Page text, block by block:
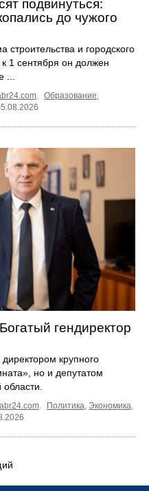
подвинуться:
до чужого
строительства и городского
к 1 сентября он должен
...
. Образование,
гендиректор
крупного
но и депутатом
. Политика, Экономика,